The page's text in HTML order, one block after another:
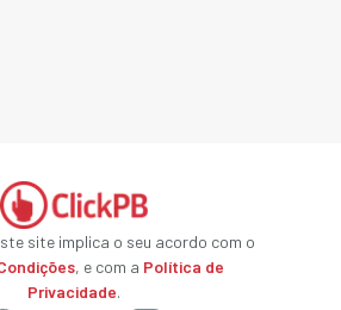
site implica o seu acordo com o
, e com a Política de
Privacidade.